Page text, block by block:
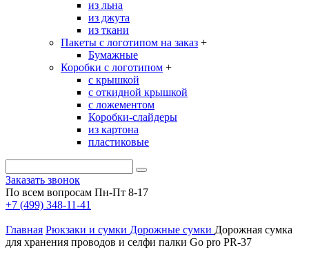
из льна
из джута
из ткани
Пакеты с логотипом на заказ +
Бумажные
Коробки с логотипом +
с крышкой
с откидной крышкой
с ложементом
Коробки-слайдеры
из картона
пластиковые
Заказать звонок
По всем вопросам Пн-Пт 8-17
+7 (499) 348-11-41
Главная Рюкзаки и сумки Дорожные сумки Дорожная сумка
для хранения проводов и селфи палки Go pro PR-37